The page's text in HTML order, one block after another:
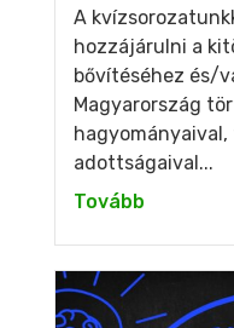
A
hozzájárulni a
bővítéséhez és/
Magyarország
adottságaival...
Tovább